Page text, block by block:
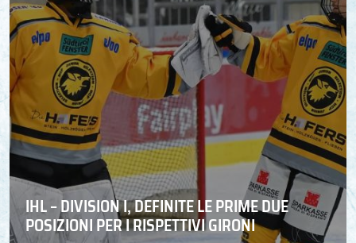
IHL – DIVISION I, DEFINITE LE PRIME DUE
POSIZIONI PER I RISPETTIVI GIRONI